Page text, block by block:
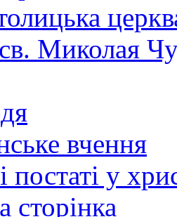
Миколая
вчення
постаті у
сторінка